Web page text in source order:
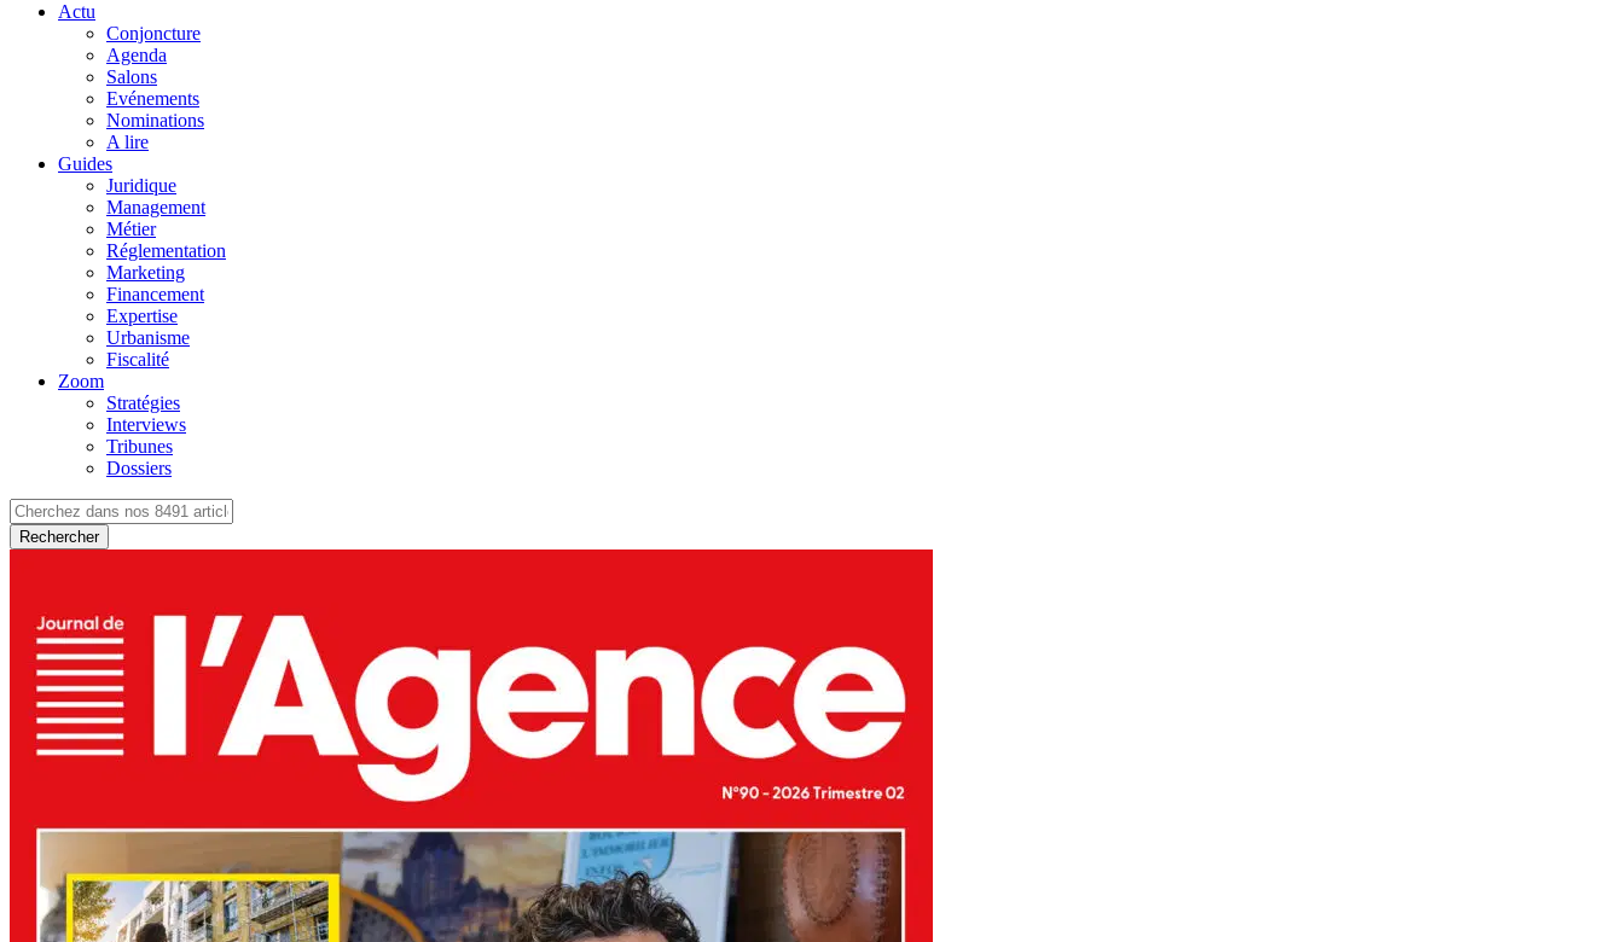
Actu
Conjoncture
Agenda
Salons
Evénements
Nominations
A lire
Guides
Juridique
Management
Métier
Réglementation
Marketing
Financement
Expertise
Urbanisme
Fiscalité
Zoom
Stratégies
Interviews
Tribunes
Dossiers
Rechercher